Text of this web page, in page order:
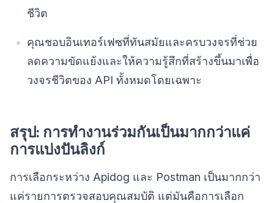
ชีวิต
คุณชอบอินเทอร์เฟซที่ทันสมัยและครบวงจรที่ช่วย
ลดความขัดแย้งและให้ความรู้สึกที่สร้างขึ้นมาเพื่อ
วงจรชีวิตของ API ทั้งหมดโดยเฉพาะ
สรุป: การทำงานร่วมกันเป็นมากกว่าแค่
การแบ่งปันลิงก์
การเลือกระหว่าง Apidog และ Postman เป็นมากกว่า
แค่รายการตรวจสอบคุณสมบัติ แต่มันคือการเลือก